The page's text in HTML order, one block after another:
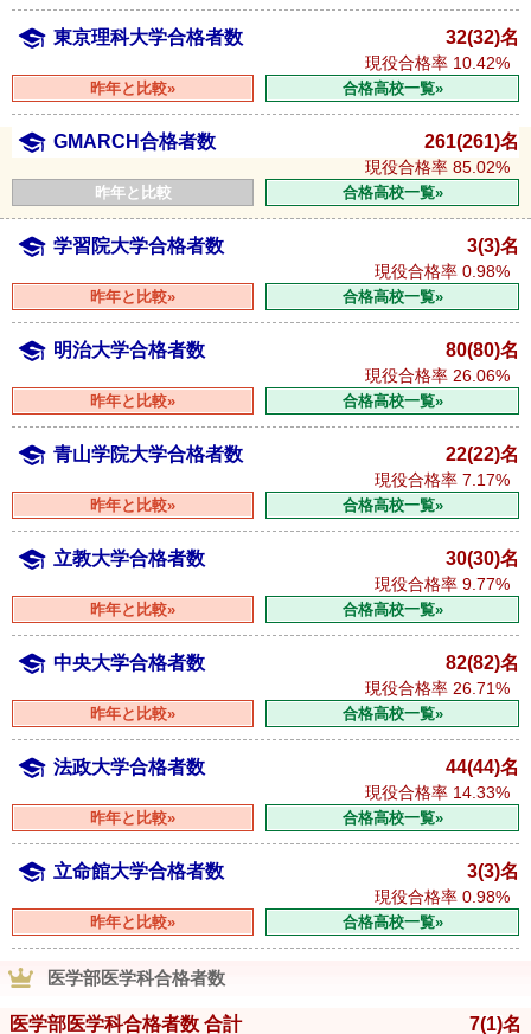
東京理科大学合格者数 32(32)名
現役合格率 10.42%
昨年と比較» 合格高校一覧»
GMARCH合格者数 261(261)名
現役合格率 85.02%
昨年と比較 合格高校一覧»
学習院大学合格者数 3(3)名
現役合格率 0.98%
昨年と比較» 合格高校一覧»
明治大学合格者数 80(80)名
現役合格率 26.06%
昨年と比較» 合格高校一覧»
青山学院大学合格者数 22(22)名
現役合格率 7.17%
昨年と比較» 合格高校一覧»
立教大学合格者数 30(30)名
現役合格率 9.77%
昨年と比較» 合格高校一覧»
中央大学合格者数 82(82)名
現役合格率 26.71%
昨年と比較» 合格高校一覧»
法政大学合格者数 44(44)名
現役合格率 14.33%
昨年と比較» 合格高校一覧»
立命館大学合格者数 3(3)名
現役合格率 0.98%
昨年と比較» 合格高校一覧»
医学部医学科合格者数
医学部医学科合格者数 合計 7(1)名